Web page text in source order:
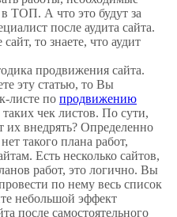
ТОП. А что это будут за
после аудита сайта.
то знаете, что аудит
продвижения сайта.
эту статью, то Вы
листе по продвижению
чек листов. По сути,
внедрять? Определенно
такого плана работ,
Есть несколько сайтов,
работ, это логично. Вы
по нему весь список
небольшой эффект
после самостоятельного